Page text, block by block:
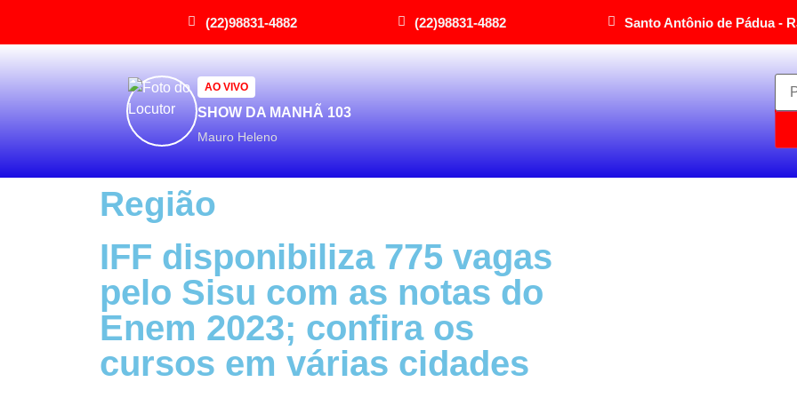
(22)98831-4882 (22)98831-4882 Santo Antônio de Pádua -
AO VIVO
SHOW DA MANHÃ 103
Mauro Heleno
Região
IFF disponibiliza 775 vagas
pelo Sisu com as notas do
Enem 2023; confira os
cursos em várias cidades